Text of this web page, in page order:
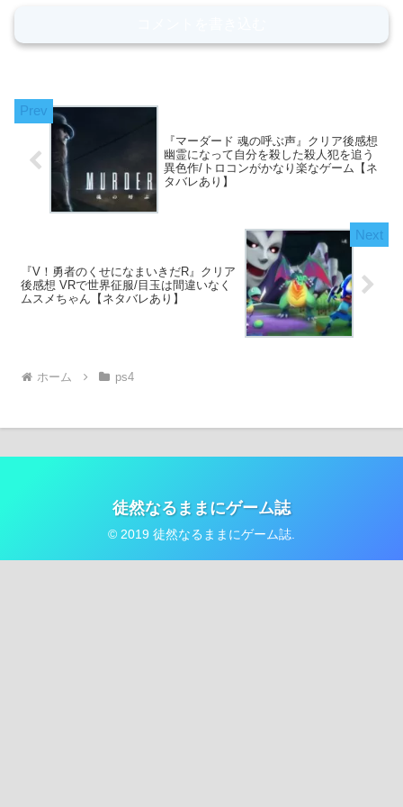
『マーダード 魂の呼ぶ声』クリア後感想
幽霊になって自分を殺した殺人犯を追う
異色作/トロコンがかなり楽なゲーム【ネ
タバレあり】
『V！勇者のくせになまいきだR』クリア
後感想 VRで世界征服/目玉は間違いなく
ムスメちゃん【ネタバレあり】
ホーム ps4
徒然なるままにゲーム誌
© 2019 徒然なるままにゲーム誌.